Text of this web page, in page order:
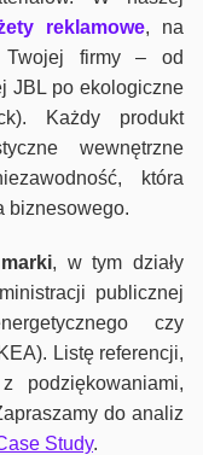
reklamowe, na
Twojej firmy – od
JBL po ekologiczne
Każdy produkt
wewnętrzne
która
biznesowego.
, w tym działy
publicznej
czy
Listę referencji,
podziękowaniami,
do analiz
Study.